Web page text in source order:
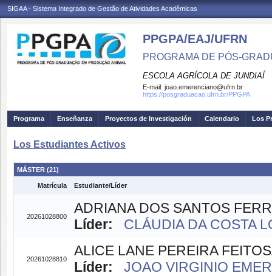
SIGAA - Sistema Integrado de Gestão de Atividades Acadêmicas
PPGPA/EAJ/UFRN
PROGRAMA DE PÓS-
ESCOLA AGRÍCOLA DE JUNDIAÍ
E-mail: joao.emerenciano@ufrn.br
https://posgraduacao.ufrn.br/PPGPA
Programa Enseñanza Proyectos de Investigación Calendario Los
Los Estudiantes Activos
MÁSTER (21)
Matrícula Estudiante/Líder
20261028800
ADRIANA DOS SANTOS
Líder:
CLÁUDIA DA COSTA
20261028810
ALICE LANE PEREIRA
Líder:
JOAO VIRGINIO